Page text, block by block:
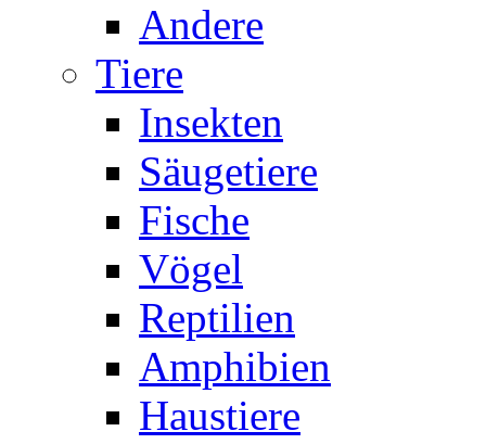
Andere
Tiere
Insekten
Säugetiere
Fische
Vögel
Reptilien
Amphibien
Haustiere